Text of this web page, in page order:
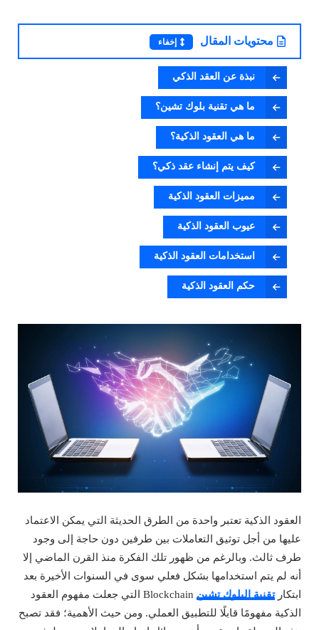
محتويات المقال إخفاء
نبذة عن العقد الذكي
ما هي تقنية بلوك تشين؟
ما هي العقود الذكية؟
كيف يتم إنشاء عقد ذكي؟
مميزات العقود الذكية
عيوب العقود الذكية
استخدامات العقود الذكية
حكم العقود الذكية
العقود الذكية تعتبر واحدة من الطرق الحديثة التي يمكن الاعتماد
عليها من أجل توثيق التعاملات بين طرفين دون حاجة إلى وجود
طرف ثالث. وبالرغم من ظهور تلك الفكرة منذ القرن الماضي إلا
أنه لم يتم استخدامها بشكل فعلي سوى في السنوات الأخيرة بعد
ابتكارتقنية البلوك تشين
Blockchain التي جعلت مفهوم العقود
الذكية مفهومًا قابلًا للتطبيق العملي. ومن حيث الأهمية؛ فقد تصبح